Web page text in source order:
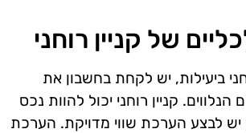
של קניין רוחני
ביעילות, יש לקחת בחשבון את
קניין רוחני יכול להוות נכס
יש לבצע הערכת שווי מדויקת. הערכת